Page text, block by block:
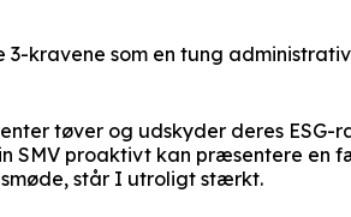
3-kravene som en tung
tøver og udskyder deres
SMV proaktivt kan præsentere en
står I utroligt stærkt.